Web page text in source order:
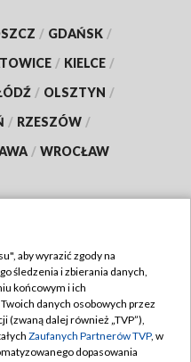
/ GDAŃSK /
/ KIELCE /
/ OLSZTYN /
/ RZESZÓW /
/ WROCŁAW
TVP
aby wyrazić zgody na
śledzenia i zbierania danych,
końcowym i ich
danych osobowych przez
(zwaną dalej również „TVP”),
Zaufanych Partnerów TVP, w
dopasowania